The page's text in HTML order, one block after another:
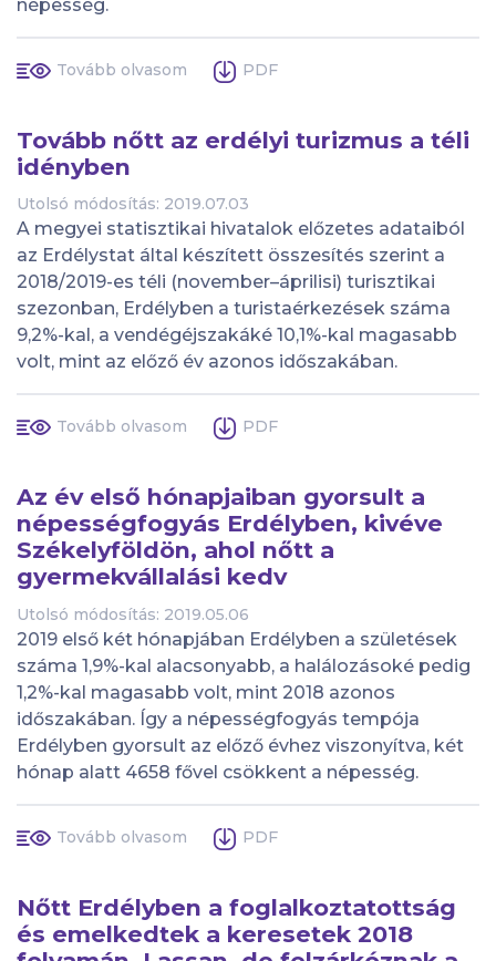
népesség.
Tovább olvasom PDF
Tovább nőtt az erdélyi turizmus a téli
idényben
Utolsó módosítás: 2019.07.03
A megyei statisztikai hivatalok előzetes adataiból
az Erdélystat által készített összesítés szerint a
2018/2019-es téli (november–áprilisi) turisztikai
szezonban, Erdélyben a turistaérkezések száma
9,2%-kal, a vendégéjszakáké 10,1%-kal magasabb
volt, mint az előző év azonos időszakában.
Tovább olvasom PDF
Az év első hónapjaiban gyorsult a
népességfogyás Erdélyben, kivéve
Székelyföldön, ahol nőtt a
gyermekvállalási kedv
Utolsó módosítás: 2019.05.06
2019 első két hónapjában Erdélyben a születések
száma 1,9%-kal alacsonyabb, a halálozásoké pedig
1,2%-kal magasabb volt, mint 2018 azonos
időszakában. Így a népességfogyás tempója
Erdélyben gyorsult az előző évhez viszonyítva, két
hónap alatt 4658 fővel csökkent a népesség.
Tovább olvasom PDF
Nőtt Erdélyben a foglalkoztatottság
és emelkedtek a keresetek 2018